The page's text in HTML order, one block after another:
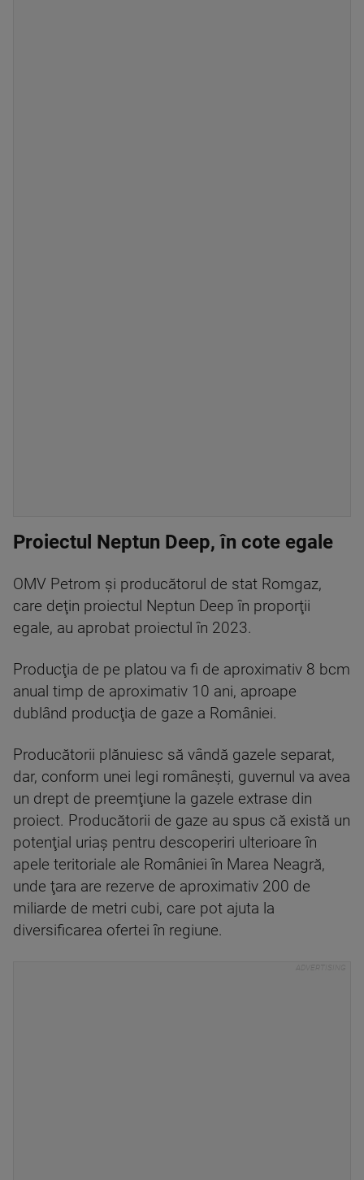
Proiectul Neptun Deep, în cote egale
OMV Petrom şi producătorul de stat Romgaz,
care deţin proiectul Neptun Deep în proporţii
egale, au aprobat proiectul în 2023.
Producţia de pe platou va fi de aproximativ 8 bcm
anual timp de aproximativ 10 ani, aproape
dublând producţia de gaze a României.
Producătorii plănuiesc să vândă gazele separat,
dar, conform unei legi româneşti, guvernul va avea
un drept de preemţiune la gazele extrase din
proiect. Producătorii de gaze au spus că există un
potenţial uriaş pentru descoperiri ulterioare în
apele teritoriale ale României în Marea Neagră,
unde ţara are rezerve de aproximativ 200 de
miliarde de metri cubi, care pot ajuta la
diversificarea ofertei în regiune.